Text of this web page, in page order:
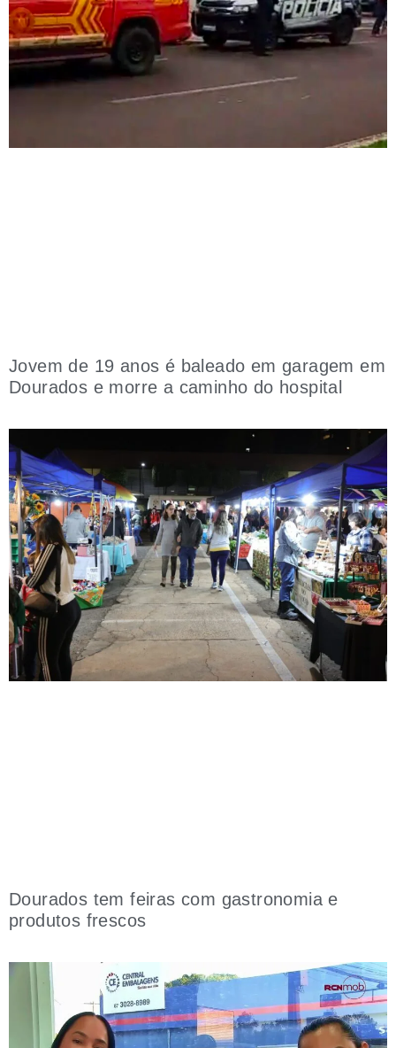
Jovem de 19 anos é baleado em garagem em
Dourados e morre a caminho do hospital
Dourados tem feiras com gastronomia e
produtos frescos